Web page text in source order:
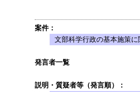
案件：
文部科学行政の基本施策に
発言者一覧
説明・質疑者等（発言順）：